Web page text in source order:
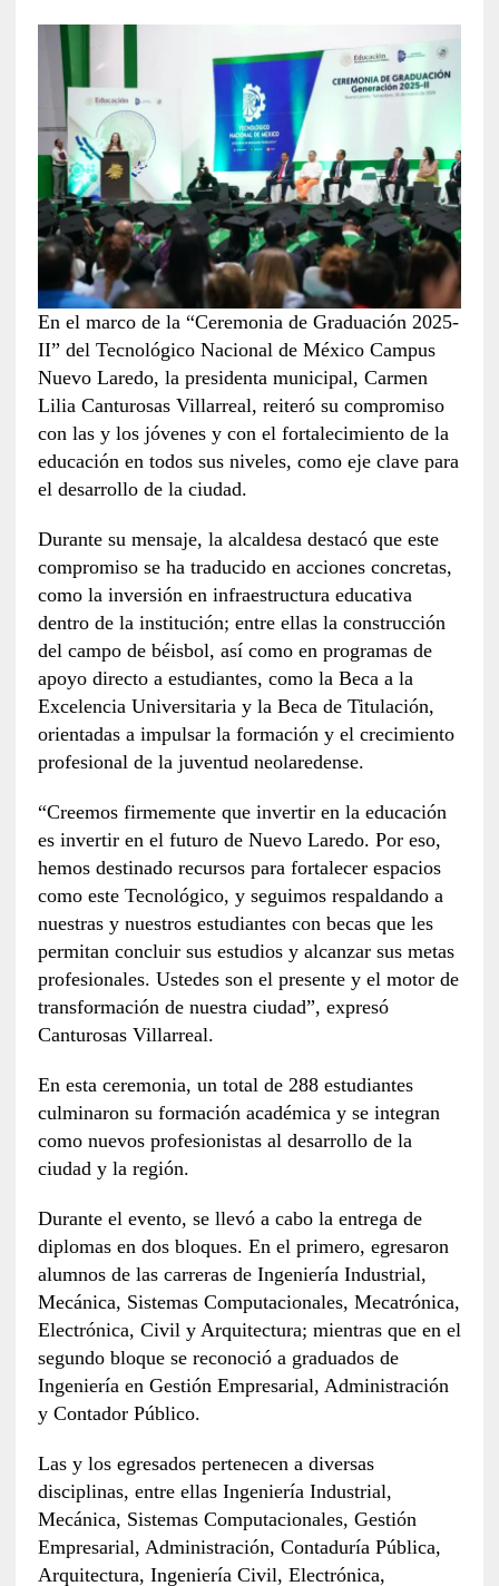
En el marco de la “Ceremonia de Graduación 2025-
II” del Tecnológico Nacional de México Campus
Nuevo Laredo, la presidenta municipal, Carmen
Lilia Canturosas Villarreal, reiteró su compromiso
con las y los jóvenes y con el fortalecimiento de la
educación en todos sus niveles, como eje clave para
el desarrollo de la ciudad.
Durante su mensaje, la alcaldesa destacó que este
compromiso se ha traducido en acciones concretas,
como la inversión en infraestructura educativa
dentro de la institución; entre ellas la construcción
del campo de béisbol, así como en programas de
apoyo directo a estudiantes, como la Beca a la
Excelencia Universitaria y la Beca de Titulación,
orientadas a impulsar la formación y el crecimiento
profesional de la juventud neolaredense.
“Creemos firmemente que invertir en la educación
es invertir en el futuro de Nuevo Laredo. Por eso,
hemos destinado recursos para fortalecer espacios
como este Tecnológico, y seguimos respaldando a
nuestras y nuestros estudiantes con becas que les
permitan concluir sus estudios y alcanzar sus metas
profesionales. Ustedes son el presente y el motor de
transformación de nuestra ciudad”, expresó
Canturosas Villarreal.
En esta ceremonia, un total de 288 estudiantes
culminaron su formación académica y se integran
como nuevos profesionistas al desarrollo de la
ciudad y la región.
Durante el evento, se llevó a cabo la entrega de
diplomas en dos bloques. En el primero, egresaron
alumnos de las carreras de Ingeniería Industrial,
Mecánica, Sistemas Computacionales, Mecatrónica,
Electrónica, Civil y Arquitectura; mientras que en el
segundo bloque se reconoció a graduados de
Ingeniería en Gestión Empresarial, Administración
y Contador Público.
Las y los egresados pertenecen a diversas
disciplinas, entre ellas Ingeniería Industrial,
Mecánica, Sistemas Computacionales, Gestión
Empresarial, Administración, Contaduría Pública,
Arquitectura, Ingeniería Civil, Electrónica,